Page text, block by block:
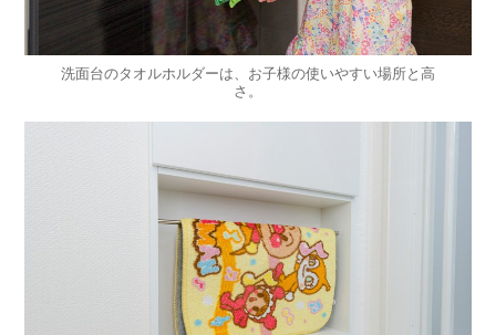
洗面台のタオルホルダーは、お子様の使いやすい場所と高
さ。